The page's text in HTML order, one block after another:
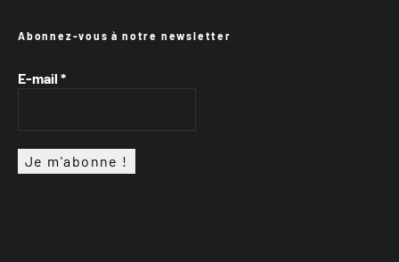
Abonnez-vous à notre newsletter
E-mail *